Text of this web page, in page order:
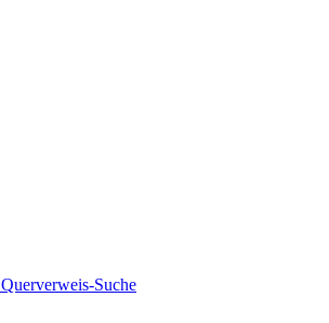
Querverweis-Suche